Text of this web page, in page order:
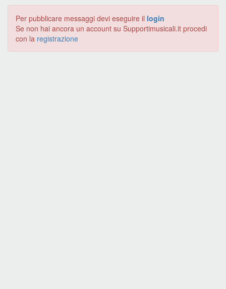
Per pubblicare messaggi devi eseguire il login
Se non hai ancora un account su Supportimusicali.it procedi
con la registrazione